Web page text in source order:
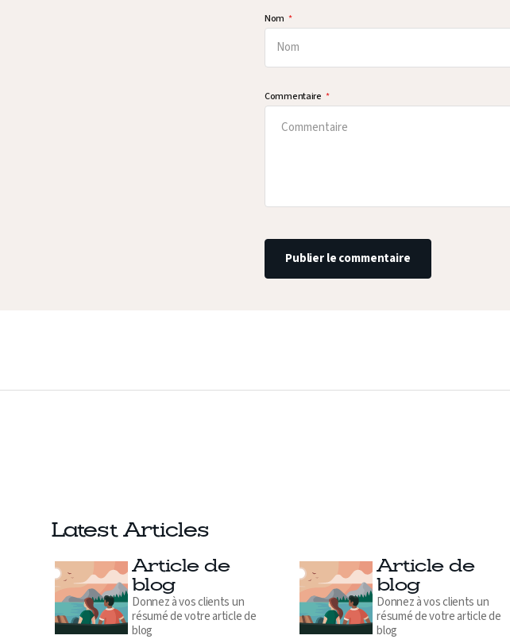
Nom
Commentaire
Publier le commentaire
Latest Articles
Article de
blog
Donnez à vos clients un
résumé de votre article de
blog
Article de
blog
Donnez à vos clients un
résumé de votre article de
blog